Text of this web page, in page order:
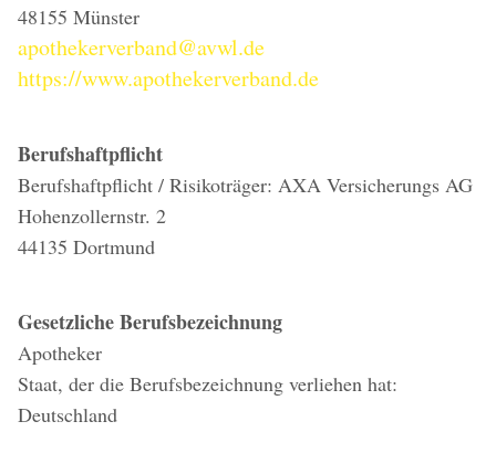
48155 Münster
apothekerverband@avwl.de
https://www.apothekerverband.de
Berufshaftpflicht
Berufshaftpflicht / Risikoträger: AXA Versicherungs AG
Hohenzollernstr. 2
44135 Dortmund
Gesetzliche Berufsbezeichnung
Apotheker
Staat, der die Berufsbezeichnung verliehen hat:
Deutschland